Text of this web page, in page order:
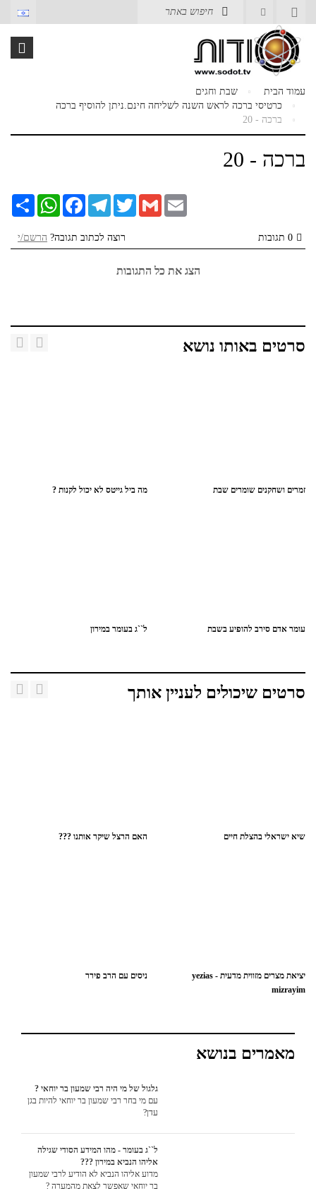
עמוד הבית
שבת וחגים
כרטיסי ברכה לראש השנה לשליחה חינם.ניתן להוסיף ברכה
ברכה - 20
ברכה - 20
שתף
WhatsAppFacebookTelegramTwitter Gmail Email
0 תגובות רוצה לכתוב תגובה? הרשם/י
הצג את כל התגובות
סרטים באותו נושא
זמרים ושחקנים שומרים שבת מה ביל גייטס לא יכול לקנות ?
עומר אדם סירב להופיע בשבת ל``ג בעומר במירון
סרטים שיכולים לעניין אותך
שיא ישראלי בהצלת חיים האם הרצל שיקר אותנו ???
יציאת מצרים מזווית מדעית - yezias
mizrayim
ניסים עם הרב פירר
מאמרים בנושא
גלגול של מי היה רבי שמעון בר יוחאי ?
עם מי בחר רבי שמעון בר יוחאי להיות בגן
עדן?
ל``ג בעומר - מהו המידע הסודי שגילה
אליהו הנביא במירון ???
מדוע אליהו הנביא לא הודיע לרבי שמעון
בר יוחאי שאפשר לצאת מהמערה ?